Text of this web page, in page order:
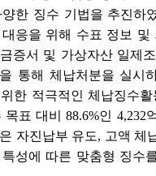
한 징수 기법을 추진하
응을 위해 수표 정보 및
증서 및 가상자산 일제
통해 체납처분을 실시
한 적극적인 체납징수활
표 대비 88.6%인 4,232
자진납부 유도, 고액 체
성에 따른 맞춤형 징수